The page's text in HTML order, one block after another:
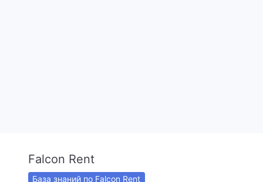
Falcon Rent
База знаний по Falcon Rent